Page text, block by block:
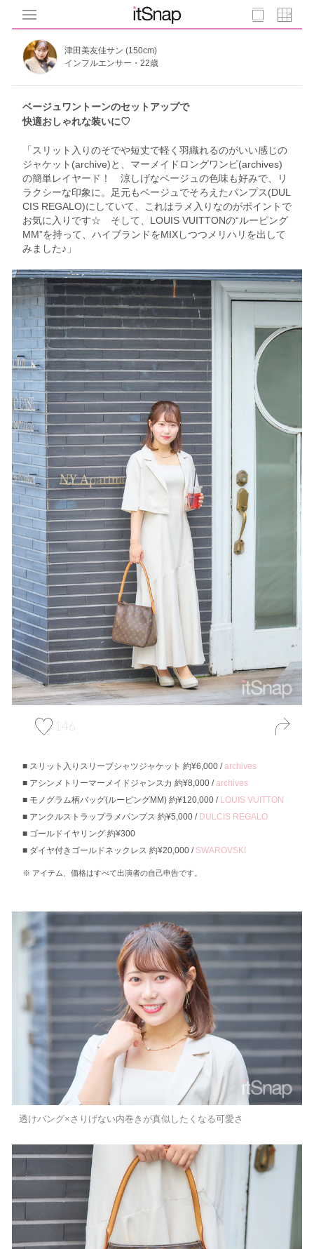
津田美友佳サン (150cm)
インフルエンサー・22歳
ベージュワントーンのセットアップで
快適おしゃれな装いに♡
「スリット入りのそでや短丈で軽く羽織れるのがいい感じの
ジャケット(archive)と、マーメイドロングワンピ(archives)
の簡単レイヤード！ 涼しげなベージュの色味も好みで、リ
ラクシーな印象に。足元もベージュでそろえたパンプス(DUL
CIS REGALO)にしていて、これはラメ入りなのがポイントで
お気に入りです☆ そして、LOUIS VUITTONの“ルーピング
MM”を持って、ハイブランドをMIXしつつメリハリを出して
みました♪」
146
スリット入りスリーブシャツジャケット 約¥6,000 /archives
アシンメトリーマーメイドジャンスカ 約¥8,000 /archives
モノグラム柄バッグ(ルーピングMM) 約¥120,000 / LOUIS VUITTON
アンクルストラップラメパンプス 約¥5,000 / DULCIS REGALO
ゴールドイヤリング 約¥300
ダイヤ付きゴールドネックレス 約¥20,000 / SWAROVSKI
アイテム、価格はすべて出演者の自己申告です。
透けバング×さりげない内巻きが真似したくなる可愛さ